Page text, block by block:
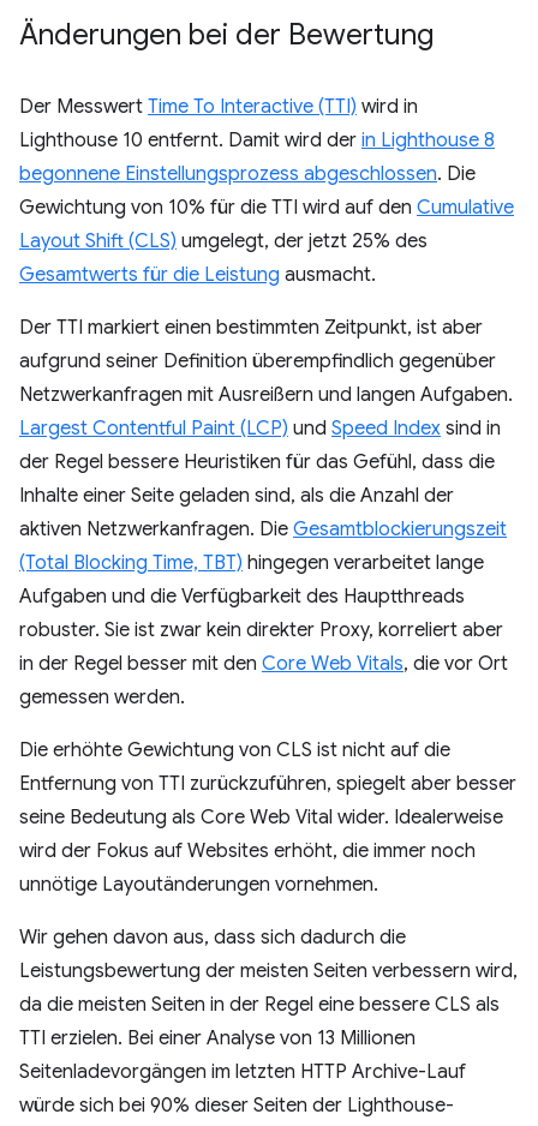
Änderungen bei der Bewertung
Der Messwert Time To Interactive (TTI) wird in
Lighthouse 10 entfernt. Damit wird der in Lighthouse 8
begonnene Einstellungsprozess abgeschlossen. Die
Gewichtung von 10% für die TTI wird auf den Cumulative
Layout Shift (CLS) umgelegt, der jetzt 25% des
Gesamtwerts für die Leistung ausmacht.
Der TTI markiert einen bestimmten Zeitpunkt, ist aber
aufgrund seiner Definition überempfindlich gegenüber
Netzwerkanfragen mit Ausreißern und langen Aufgaben.
Largest Contentful Paint (LCP) und Speed Index sind in
der Regel bessere Heuristiken für das Gefühl, dass die
Inhalte einer Seite geladen sind, als die Anzahl der
aktiven Netzwerkanfragen. Die Gesamtblockierungszeit
(Total Blocking Time, TBT) hingegen verarbeitet lange
Aufgaben und die Verfügbarkeit des Hauptthreads
robuster. Sie ist zwar kein direkter Proxy, korreliert aber
in der Regel besser mit den Core Web Vitals, die vor Ort
gemessen werden.
Die erhöhte Gewichtung von CLS ist nicht auf die
Entfernung von TTI zurückzuführen, spiegelt aber besser
seine Bedeutung als Core Web Vital wider. Idealerweise
wird der Fokus auf Websites erhöht, die immer noch
unnötige Layoutänderungen vornehmen.
Wir gehen davon aus, dass sich dadurch die
Leistungsbewertung der meisten Seiten verbessern wird,
da die meisten Seiten in der Regel eine bessere CLS als
TTI erzielen. Bei einer Analyse von 13 Millionen
Seitenladevorgängen im letzten HTTP Archive-Lauf
würde sich bei 90% dieser Seiten der Lighthouse-